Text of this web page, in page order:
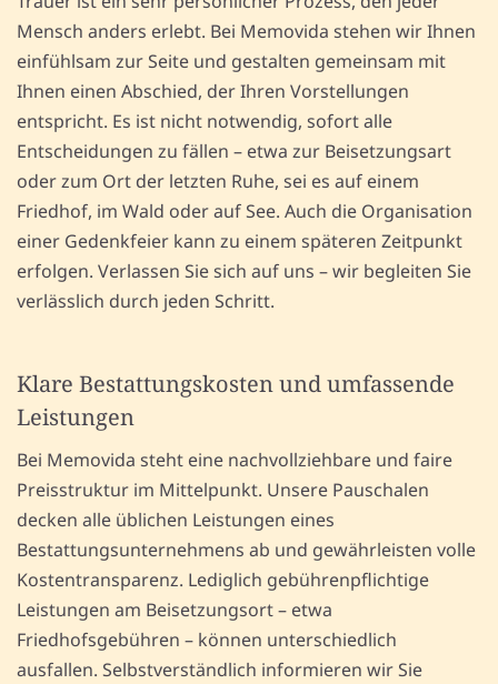
Mensch anders erlebt. Bei Memovida stehen wir Ihnen
einfühlsam zur Seite und gestalten gemeinsam mit
Ihnen einen Abschied, der Ihren Vorstellungen
entspricht. Es ist nicht notwendig, sofort alle
Entscheidungen zu fällen – etwa zur Beisetzungsart
oder zum Ort der letzten Ruhe, sei es auf einem
Friedhof, im Wald oder auf See. Auch die Organisation
einer Gedenkfeier kann zu einem späteren Zeitpunkt
erfolgen. Verlassen Sie sich auf uns – wir begleiten Sie
verlässlich durch jeden Schritt.
Klare Bestattungskosten und umfassende
Leistungen
Bei Memovida steht eine nachvollziehbare und faire
Preisstruktur im Mittelpunkt. Unsere Pauschalen
decken alle üblichen Leistungen eines
Bestattungsunternehmens ab und gewährleisten volle
Kostentransparenz. Lediglich gebührenpflichtige
Leistungen am Beisetzungsort – etwa
Friedhofsgebühren – können unterschiedlich
ausfallen. Selbstverständlich informieren wir Sie